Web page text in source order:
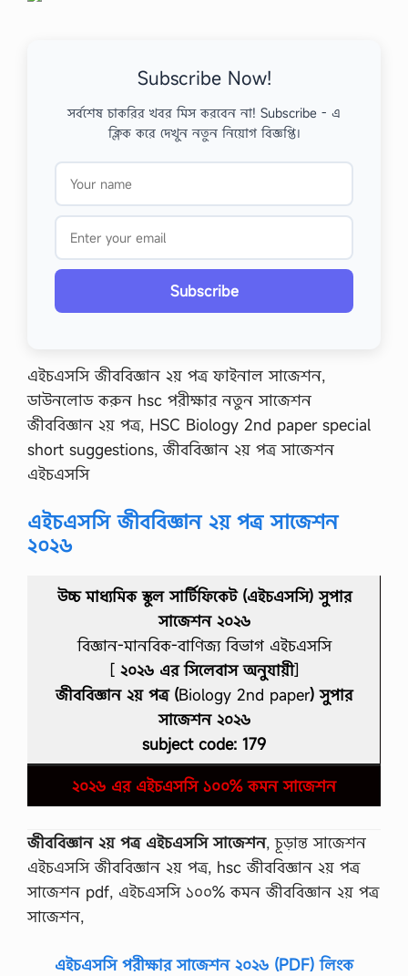
Subscribe Now!
সর্বশেষ চাকরির খবর মিস করবেন না! Subscribe - এ
ক্লিক করে দেখুন নতুন নিয়োগ বিজ্ঞপ্তি।
Subscribe
এইচএসসি জীববিজ্ঞান ২য় পত্র ফাইনাল সাজেশন,
ডাউনলোড করুন hsc পরীক্ষার নতুন সাজেশন
জীববিজ্ঞান ২য় পত্র, HSC Biology 2nd paper special
short suggestions, জীববিজ্ঞান ২য় পত্র সাজেশন
এইচএসসি
এইচএসসি জীববিজ্ঞান ২য় পত্র সাজেশন
২০২৬
উচ্চ মাধ্যমিক স্কুল সার্টিফিকেট (এইচএসসি) সুপার
সাজেশন ২০২৬
বিজ্ঞান-মানবিক-বাণিজ্য বিভাগ এইচএসসি
[ ২০২৬ এর সিলেবাস অনুযায়ী]
জীববিজ্ঞান ২য় পত্র (Biology 2nd paper) সুপার
সাজেশন ২০২৬
subject code: 179
২০২৬ এর এইচএসসি ১০০% কমন সাজেশন
জীববিজ্ঞান ২য় পত্র এইচএসসি সাজেশন, চূড়ান্ত সাজেশন
এইচএসসি জীববিজ্ঞান ২য় পত্র, hsc জীববিজ্ঞান ২য় পত্র
সাজেশন pdf, এইচএসসি ১০০% কমন জীববিজ্ঞান ২য় পত্র
সাজেশন,
এইচএসসি পরীক্ষার সাজেশন ২০২৬ (PDF) লিংক